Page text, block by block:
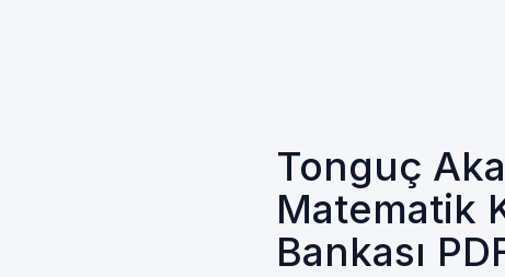
Tonguç
Matematik
Bankası